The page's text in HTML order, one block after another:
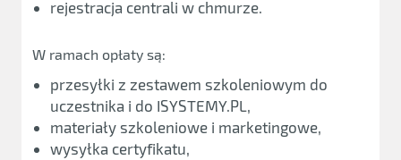
rejestracja centrali w chmurze.
W ramach opłaty są:
przesyłki z zestawem szkoleniowym do
uczestnika i do ISYSTEMY.PL,
materiały szkoleniowe i marketingowe,
wysyłka certyfikatu,